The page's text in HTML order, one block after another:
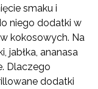
smaku i
niego dodatki w
kokosowych. Na
jabłka, ananasa
Dlaczego
dodatki